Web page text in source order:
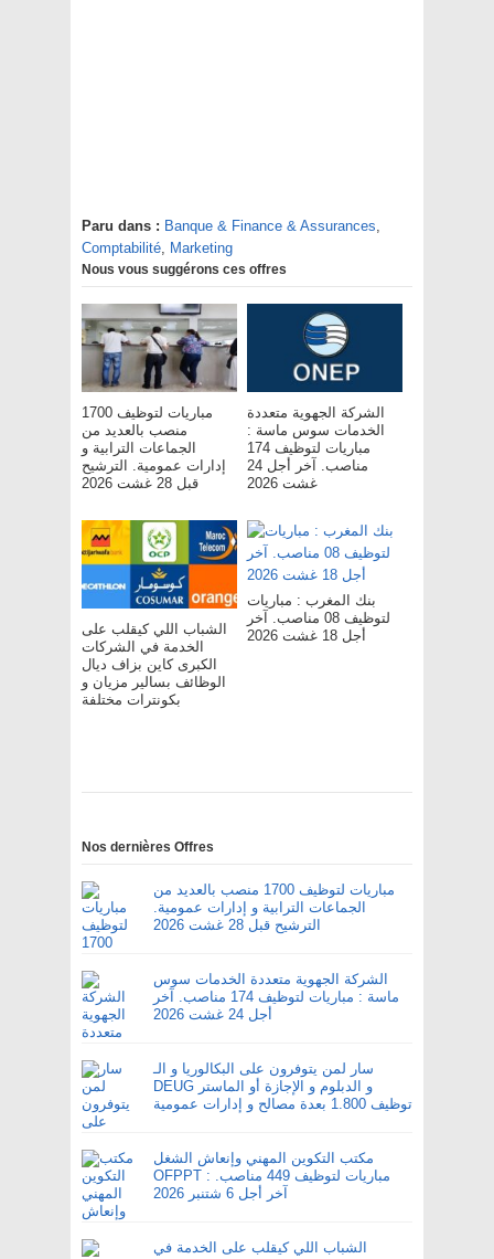
Paru dans : Banque & Finance & Assurances,
Comptabilité, Marketing
Nous vous suggérons ces offres
مباريات لتوظيف 1700
منصب بالعديد من
الجماعات الترابية و
إدارات عمومية. الترشيح
قبل 28 غشت 2026
الشركة الجهوية متعددة
الخدمات سوس ماسة :
مباريات لتوظيف 174
مناصب. آخر أجل 24
غشت 2026
الشباب اللي كيقلب على
الخدمة في الشركات
الكبرى كاين بزاف ديال
الوظائف بسالير مزيان و
بكونترات مختلفة
بنك المغرب : مباريات
لتوظيف 08 مناصب. آخر
أجل 18 غشت 2026
Nos dernières Offres
مباريات لتوظيف 1700 منصب بالعديد من
الجماعات الترابية و إدارات عمومية.
الترشيح قبل 28 غشت 2026
الشركة الجهوية متعددة الخدمات سوس
ماسة : مباريات لتوظيف 174 مناصب. آخر
أجل 24 غشت 2026
سار لمن يتوفرون على البكالوريا و الـ
DEUG و الدبلوم و الإجازة أو الماستر
توظيف 1.800 بعدة مصالح و إدارات عمومية
مكتب التكوين المهني وإنعاش الشغل
OFPPT : مباريات لتوظيف 449 مناصب.
آخر أجل 6 شتنبر 2026
الشباب اللي كيقلب على الخدمة في